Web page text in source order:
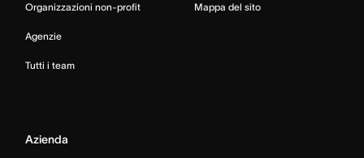
Organizzazioni non-profit
Agenzie
Tutti i team
Mappa del sito
Azienda